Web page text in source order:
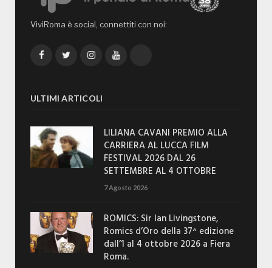
ViviRoma è social, connettiti con noi:
FacebookTwitterInstagramYouTube
ULTIMI ARTICOLI
LILIANA CAVANI PREMIO ALLA
CARRIERA AL LUCCA FILM
FESTIVAL 2026 DAL 26
SETTEMBRE AL 4 OTTOBRE
7 Agosto 2026
ROMICS: Sir Ian Livingstone,
Romics d’Oro della 37^ edizione
dall’1 al 4 ottobre 2026 a Fiera
Roma.